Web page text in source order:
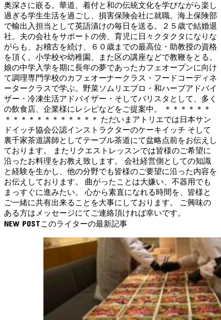
奥深さに嵌る。華道、着付と和の伝統文化を学びながら楽し
過ぎる学生生活を過ごし、損害保険会社に就職。海上保険部
で輸出入担当として英語漬けの毎日を送る。２５歳で結婚退
社。夫の会社をサポートの傍、育児に日々クタクタになりな
がらも、お稽古を続け、６０歳までの最高位・助教授の資格
を頂く。小学校や幼稚園、また区の講座などで教鞭をとる。
娘の中学入学を期に長年の夢であったカフェオープンに向け
て調理専門学校のカフェオーナークラス・フードコーディネ
ータークラスで学ぶ。野菜ソムリエプロ・和ハーブアドバイ
ザー・冷凍生活アドバイザー・そしてバリスタとして、多く
の飲食店、企業様にレシピなどをご提案中。 ＊＊＊＊＊＊
＊＊＊＊＊＊＊＊＊＊＊＊ ただいまアトリエでは日本サン
ドイッチ協会公認インストラクターのケーキイッチ そして
裏千家茶道講師としてテーブル茶道にて盆略点前をお伝えし
ております。 またリクエストレッスンでは皆様のご希望に
沿ったお料理をお教え致します。 会社経営側としての知識
と経験を生かし、他の分野でも皆様のご要望に沿った内容を
お伝えしております。 曲がったことは大嫌い、不器用でも
まっすぐに進みたい。 心から素直になれる時間を、皆様と
ご一緒に共有出来ることを大事にしております。 ご興味の
ある方はメッセージにてご連絡頂ければ幸いです。
NEW POST